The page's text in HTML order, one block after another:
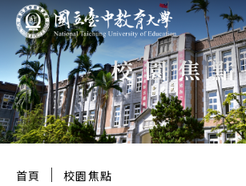
跳
至
主
要
區
:::
校園焦點
首頁 ｜ 校園焦點